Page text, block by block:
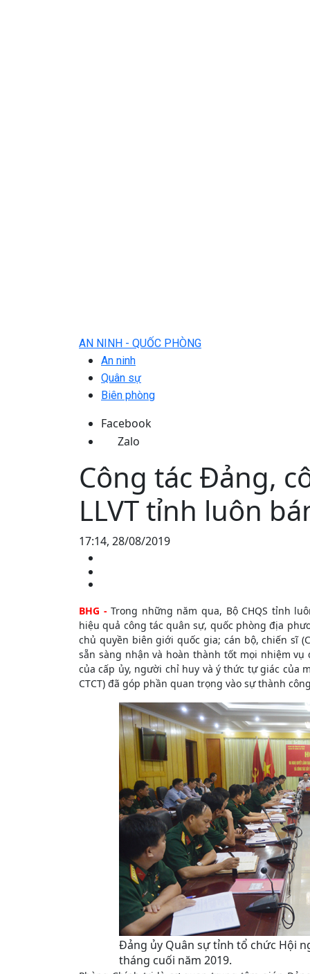
AN NINH - QUỐC PHÒNG
An ninh
Quân sự
Biên phòng
Facebook
Zalo
Công tác Đảng,
LLVT tỉnh luôn
17:14, 28/08/2019
BHG -Trong những năm qua, Bộ CHQS tỉnh
hiệu quả công tác quân sự, quốc phòng địa
chủ quyền biên giới quốc gia; cán bộ, chiến sĩ
sẵn sàng nhận và hoàn thành tốt mọi nhiệm
của cấp ủy, người chỉ huy và ý thức tự giác của
CTCT) đã góp phần quan trọng vào sự thành
Đảng ủy Quân sự tỉnh tổ chức Hội
tháng cuối năm 2019.